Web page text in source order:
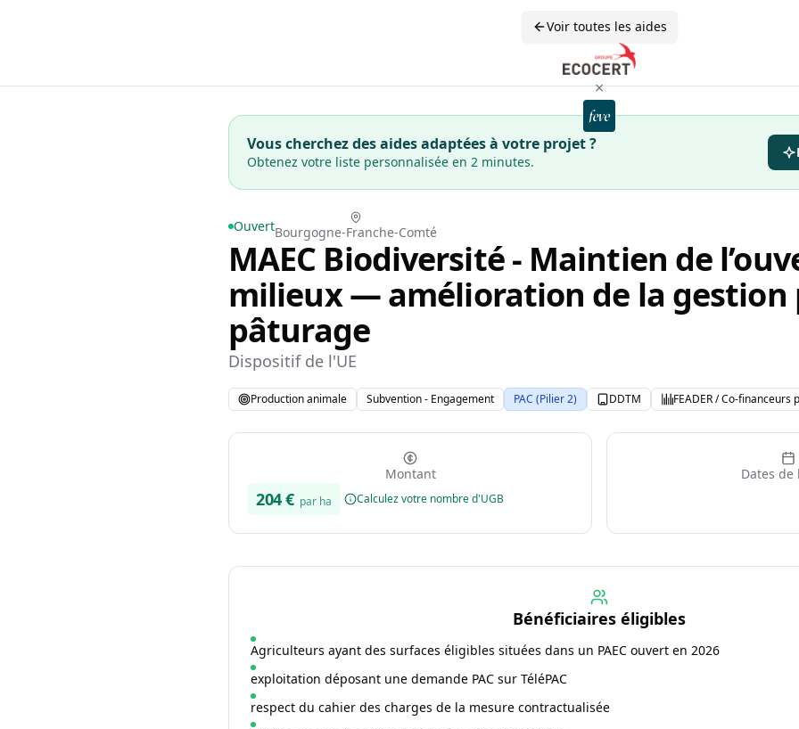
Voir toutes les aides
×
Vous cherchez des aides adaptées à votre projet ?
Obtenez votre liste personnalisée en 2 minutes.
OuvertBourgogne-Franche-Comté
MAEC Biodiversité - Maintien de
milieux — amélioration de la gestion
pâturage
Dispositif de l'UE
Production animale Subvention - Engagement PAC (Pilier 2) DDTM FEADER / Co-financeurs
Montant
204€ par ha Calculez votre nombre d'UGB
Dates de
Bénéficiaires éligibles
Agriculteurs ayant des surfaces éligibles situées dans un PAEC ouvert en 2026
exploitation déposant une demande PAC sur TéléPAC
respect du cahier des charges de la mesure contractualisée